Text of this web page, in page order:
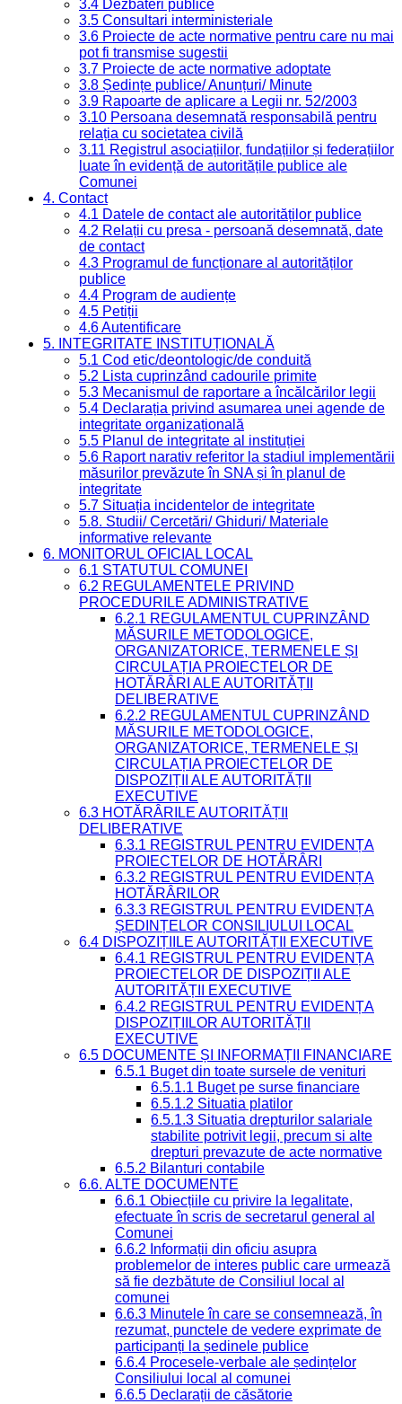
3.4 Dezbateri publice
3.5 Consultari interministeriale
3.6 Proiecte de acte normative pentru care nu mai
pot fi transmise sugestii
3.7 Proiecte de acte normative adoptate
3.8 Ședințe publice/ Anunțuri/ Minute
3.9 Rapoarte de aplicare a Legii nr. 52/2003
3.10 Persoana desemnată responsabilă pentru
relația cu societatea civilă
3.11 Registrul asociațiilor, fundațiilor și federațiilor
luate în evidență de autoritățile publice ale
Comunei
4. Contact
4.1 Datele de contact ale autorităților publice
4.2 Relații cu presa - persoană desemnată, date
de contact
4.3 Programul de funcționare al autorităților
publice
4.4 Program de audiențe
4.5 Petiții
4.6 Autentificare
5. INTEGRITATE INSTITUȚIONALĂ
5.1 Cod etic/deontologic/de conduită
5.2 Lista cuprinzând cadourile primite
5.3 Mecanismul de raportare a încălcărilor legii
5.4 Declarația privind asumarea unei agende de
integritate organizațională
5.5 Planul de integritate al instituției
5.6 Raport narativ referitor la stadiul implementării
măsurilor prevăzute în SNA și în planul de
integritate
5.7 Situația incidentelor de integritate
5.8. Studii/ Cercetări/ Ghiduri/ Materiale
informative relevante
6. MONITORUL OFICIAL LOCAL
6.1 STATUTUL COMUNEI
6.2 REGULAMENTELE PRIVIND
PROCEDURILE ADMINISTRATIVE
6.2.1 REGULAMENTUL CUPRINZÂND
MĂSURILE METODOLOGICE,
ORGANIZATORICE, TERMENELE ȘI
CIRCULAȚIA PROIECTELOR DE
HOTĂRÂRI ALE AUTORITĂȚII
DELIBERATIVE
6.2.2 REGULAMENTUL CUPRINZÂND
MĂSURILE METODOLOGICE,
ORGANIZATORICE, TERMENELE ȘI
CIRCULAȚIA PROIECTELOR DE
DISPOZIȚII ALE AUTORITĂȚII
EXECUTIVE
6.3 HOTĂRÂRILE AUTORITĂȚII
DELIBERATIVE
6.3.1 REGISTRUL PENTRU EVIDENȚA
PROIECTELOR DE HOTĂRÂRI
6.3.2 REGISTRUL PENTRU EVIDENȚA
HOTĂRÂRILOR
6.3.3 REGISTRUL PENTRU EVIDENȚA
ȘEDINȚELOR CONSILIULUI LOCAL
6.4 DISPOZIȚIILE AUTORITĂȚII EXECUTIVE
6.4.1 REGISTRUL PENTRU EVIDENȚA
PROIECTELOR DE DISPOZIȚII ALE
AUTORITĂȚII EXECUTIVE
6.4.2 REGISTRUL PENTRU EVIDENȚA
DISPOZIȚIILOR AUTORITĂȚII
EXECUTIVE
6.5 DOCUMENTE ȘI INFORMAȚII FINANCIARE
6.5.1 Buget din toate sursele de venituri
6.5.1.1 Buget pe surse financiare
6.5.1.2 Situatia platilor
6.5.1.3 Situatia drepturilor salariale
stabilite potrivit legii, precum si alte
drepturi prevazute de acte normative
6.5.2 Bilanturi contabile
6.6. ALTE DOCUMENTE
6.6.1 Obiecțiile cu privire la legalitate,
efectuate în scris de secretarul general al
Comunei
6.6.2 Informații din oficiu asupra
problemelor de interes public care urmează
să fie dezbătute de Consiliul local al
comunei
6.6.3 Minutele în care se consemnează, în
rezumat, punctele de vedere exprimate de
participanți la ședinele publice
6.6.4 Procesele-verbale ale ședințelor
Consiliului local al comunei
6.6.5 Declarații de căsătorie